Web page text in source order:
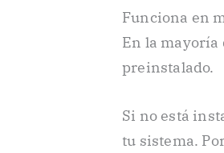
Funciona en
En la mayoría
preinstalado.
Si no está
tu sistema.